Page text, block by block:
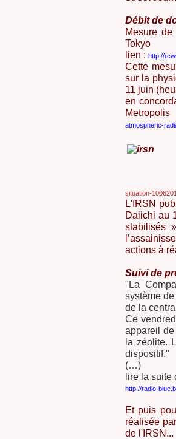
Débit de
Mesure
Tokyo
lien : http://
Cette
sur la
11 juin
en
atmospheric-
situation-
L'IRSN
Daiichi au
stabilisés
actions à
Suivi de
"La
système
de la
Ce
appareil
la zéolite.
dispositif."
(…)
lire la suite
http://radio-
Et puis
réalisée par
de l'IRSN...